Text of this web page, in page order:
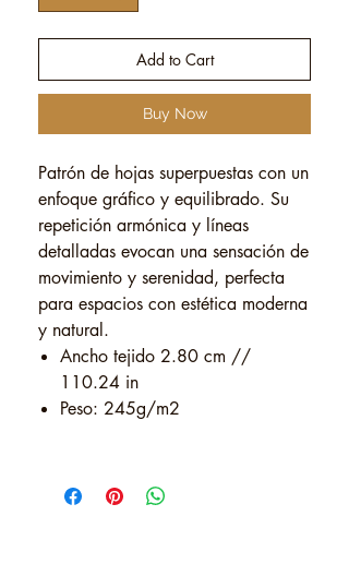
Add to Cart
Buy Now
Patrón de hojas superpuestas con un
enfoque gráfico y equilibrado. Su
repetición armónica y líneas
detalladas evocan una sensación de
movimiento y serenidad, perfecta
para espacios con estética moderna
y natural.
Ancho tejido 2.80 cm //
110.24 in
Peso: 245g/m2